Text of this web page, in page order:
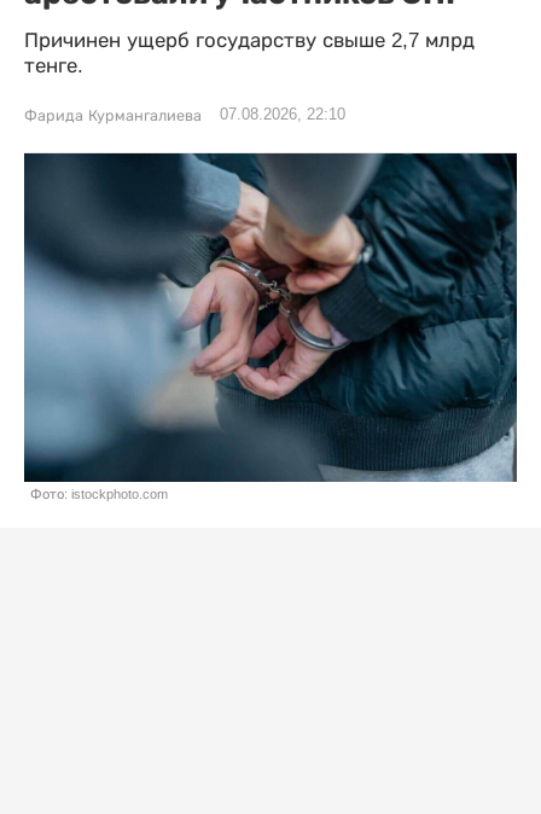
Причинен ущерб государству свыше 2,7 млрд
тенге.
Фарида Курмангалиева 07.08.2026, 22:10
Фото: istockphoto.com